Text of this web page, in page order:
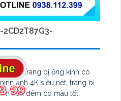
2CD2T87G3-
trang bị ống kính có
ảnh 4K siêu nét, trang bị
ban đêm có màu tốt,